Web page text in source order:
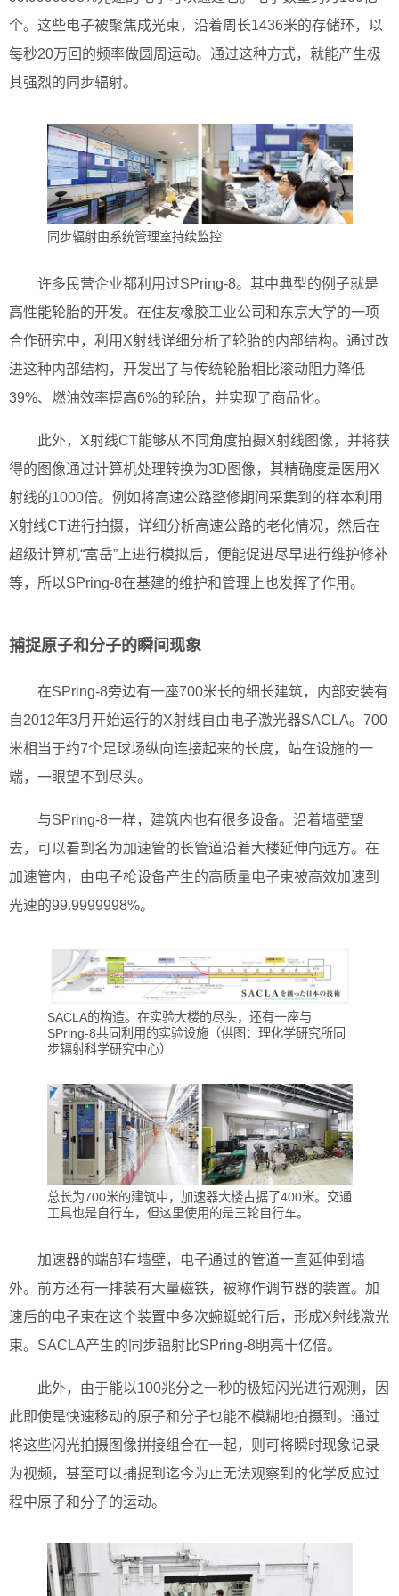
个。这些电子被聚焦成光束，沿着周长1436米的存储环，以
每秒20万回的频率做圆周运动。通过这种方式，就能产生极
其强烈的同步辐射。
同步辐射由系统管理室持续监控
许多民营企业都利用过SPring-8。其中典型的例子就是
高性能轮胎的开发。在住友橡胶工业公司和东京大学的一项
合作研究中，利用X射线详细分析了轮胎的内部结构。通过改
进这种内部结构，开发出了与传统轮胎相比滚动阻力降低
39%、燃油效率提高6%的轮胎，并实现了商品化。
此外，X射线CT能够从不同角度拍摄X射线图像，并将获
得的图像通过计算机处理转换为3D图像，其精确度是医用X
射线的1000倍。例如将高速公路整修期间采集到的样本利用
X射线CT进行拍摄，详细分析高速公路的老化情况，然后在
超级计算机“富岳”上进行模拟后，便能促进尽早进行维护修补
等，所以SPring-8在基建的维护和管理上也发挥了作用。
捕捉原子和分子的瞬间现象
在SPring-8旁边有一座700米长的细长建筑，内部安装有
自2012年3月开始运行的X射线自由电子激光器SACLA。700
米相当于约7个足球场纵向连接起来的长度，站在设施的一
端，一眼望不到尽头。
与SPring-8一样，建筑内也有很多设备。沿着墙壁望
去，可以看到名为加速管的长管道沿着大楼延伸向远方。在
加速管内，由电子枪设备产生的高质量电子束被高效加速到
光速的99.9999998%。
SACLA的构造。在实验大楼的尽头，还有一座与
SPring-8共同利用的实验设施（供图：理化学研究所同
步辐射科学研究中心）
总长为700米的建筑中，加速器大楼占据了400米。交通
工具也是自行车，但这里使用的是三轮自行车。
加速器的端部有墙壁，电子通过的管道一直延伸到墙
外。前方还有一排装有大量磁铁，被称作调节器的装置。加
速后的电子束在这个装置中多次蜿蜒蛇行后，形成X射线激光
束。SACLA产生的同步辐射比SPring-8明亮十亿倍。
此外，由于能以100兆分之一秒的极短闪光进行观测，因
此即使是快速移动的原子和分子也能不模糊地拍摄到。通过
将这些闪光拍摄图像拼接组合在一起，则可将瞬时现象记录
为视频，甚至可以捕捉到迄今为止无法观察到的化学反应过
程中原子和分子的运动。